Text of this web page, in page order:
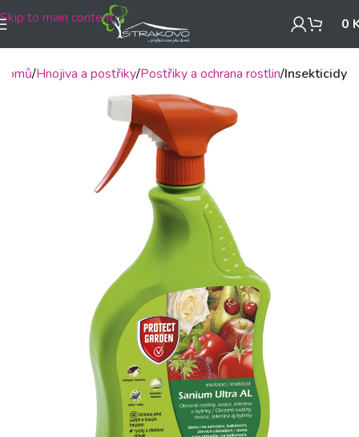
Skip to main content 0
Hnojiva a postřiky Postřiky a ochrana rostlin Insekticidy